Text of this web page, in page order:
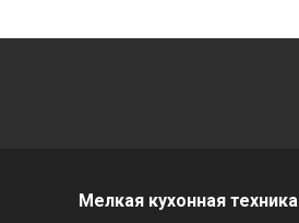
Мелкая кухонная техника